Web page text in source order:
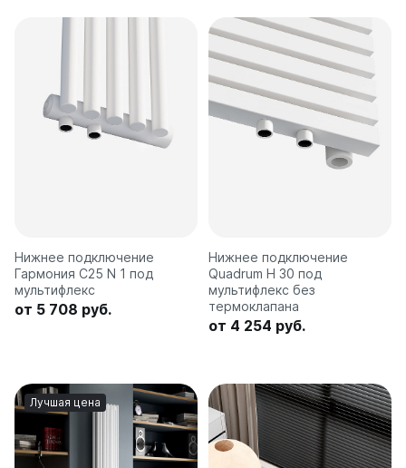
Нижнее подключение
Гармония С25 N 1 под
мультифлекс
от 5 708 руб.
Нижнее подключение
Quadrum H 30 под
мультифлекс без
термоклапана
от 4 254 руб.
Лучшая цена